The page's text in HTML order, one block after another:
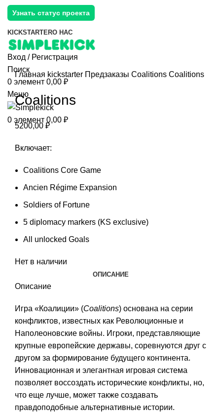
Узнать статус проекта
KICKSTARTERО НАС
Вход / Регистрация
Поиск
0 элемент 0,00 ₽
Меню
0 элемент 0,00 ₽
Главная kickstarter Предзаказы Coalitions Coalitions
Coalitions
5200,00 ₽
Включает:
Coalitions Core Game
Ancien Régime Expansion
Soldiers of Fortune
5 diplomacy markers (KS exclusive)
All unlocked Goals
Нет в наличии
ОПИСАНИЕ
Описание
Игра «Коалиции» (Coalitions) основана на серии
конфликтов, известных как Революционные и
Наполеоновские войны. Игроки, представляющие
крупные европейские державы, соревнуются друг с
другом за формирование будущего континента.
Инновационная и элегантная игровая система
позволяет воссоздать исторические конфликты, но,
что еще лучше, может также создавать
правдоподобные альтернативные истории.